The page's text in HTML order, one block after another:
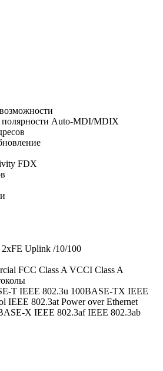
полярности Auto-MDI/MDIX
FDX
Uplink /10/100
FCC Class A VCCI Class A
T IEEE 802.3u 100BASE-TX IEEE
IEEE 802.3at Power over Ethernet
X IEEE 802.3af IEEE 802.3ab